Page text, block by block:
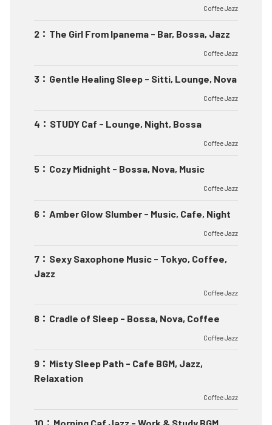
Coffee Jazz
2 ： The Girl From Ipanema - Bar, Bossa, Jazz
Coffee Jazz
3 ： Gentle Healing Sleep - Sitti, Lounge, Nova
Coffee Jazz
4 ： STUDY Caf - Lounge, Night, Bossa
Coffee Jazz
5 ： Cozy Midnight - Bossa, Nova, Music
Coffee Jazz
6 ： Amber Glow Slumber - Music, Cafe, Night
Coffee Jazz
7 ： Sexy Saxophone Music - Tokyo, Coffee,
Jazz
Coffee Jazz
8 ： Cradle of Sleep - Bossa, Nova, Coffee
Coffee Jazz
9 ： Misty Sleep Path - Cafe BGM, Jazz,
Relaxation
Coffee Jazz